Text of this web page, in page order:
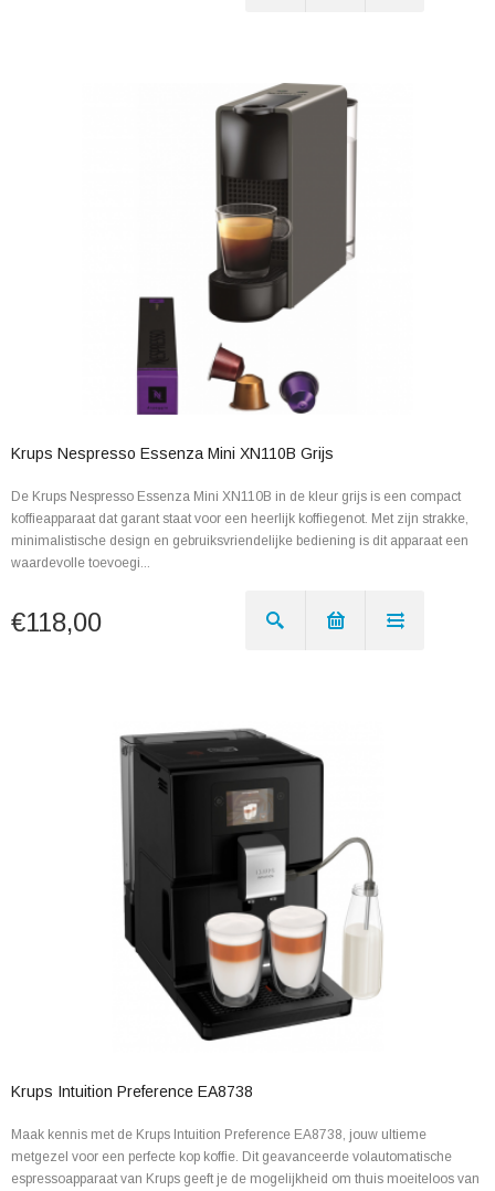
Krups Nespresso Essenza Mini XN110B Grijs
De Krups Nespresso Essenza Mini XN110B in de kleur grijs is een compact
koffieapparaat dat garant staat voor een heerlijk koffiegenot. Met zijn strakke,
minimalistische design en gebruiksvriendelijke bediening is dit apparaat een
waardevolle toevoegi...
€118,00
Krups Intuition Preference EA8738
Maak kennis met de Krups Intuition Preference EA8738, jouw ultieme
metgezel voor een perfecte kop koffie. Dit geavanceerde volautomatische
espressoapparaat van Krups geeft je de mogelijkheid om thuis moeiteloos van